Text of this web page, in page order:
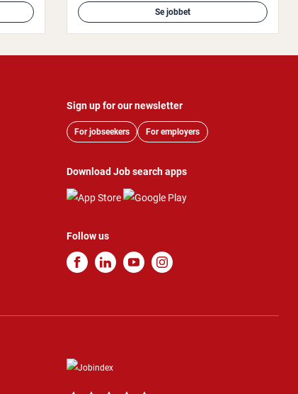
Se jobbet
Sign up for our newsletter
For jobseekers For employers
Download Job search apps
Follow us